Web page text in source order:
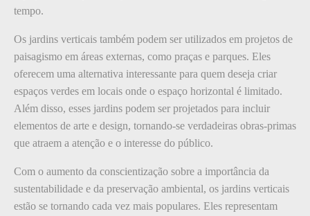
tempo.
Os jardins verticais também podem ser utilizados em projetos de
paisagismo em áreas externas, como praças e parques. Eles
oferecem uma alternativa interessante para quem deseja criar
espaços verdes em locais onde o espaço horizontal é limitado.
Além disso, esses jardins podem ser projetados para incluir
elementos de arte e design, tornando-se verdadeiras obras-primas
que atraem a atenção e o interesse do público.
Com o aumento da conscientização sobre a importância da
sustentabilidade e da preservação ambiental, os jardins verticais
estão se tornando cada vez mais populares. Eles representam